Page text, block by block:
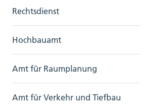
Rechtsdienst
Hochbauamt
Amt für Raumplanung
Amt für Verkehr und Tiefbau